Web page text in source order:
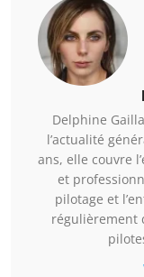
Delphine
l’actualité
ans, elle couvre
et
pilotage et
régulièrement